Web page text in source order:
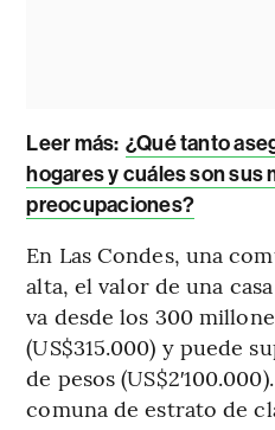
Leer más: ¿Qué tanto
hogares y cuáles son sus
preocupaciones?
En Las Condes, una
alta, el valor de una
va desde los 300
(US$315.000) y puede
de pesos (US$2′100.000).
comuna de estrato de